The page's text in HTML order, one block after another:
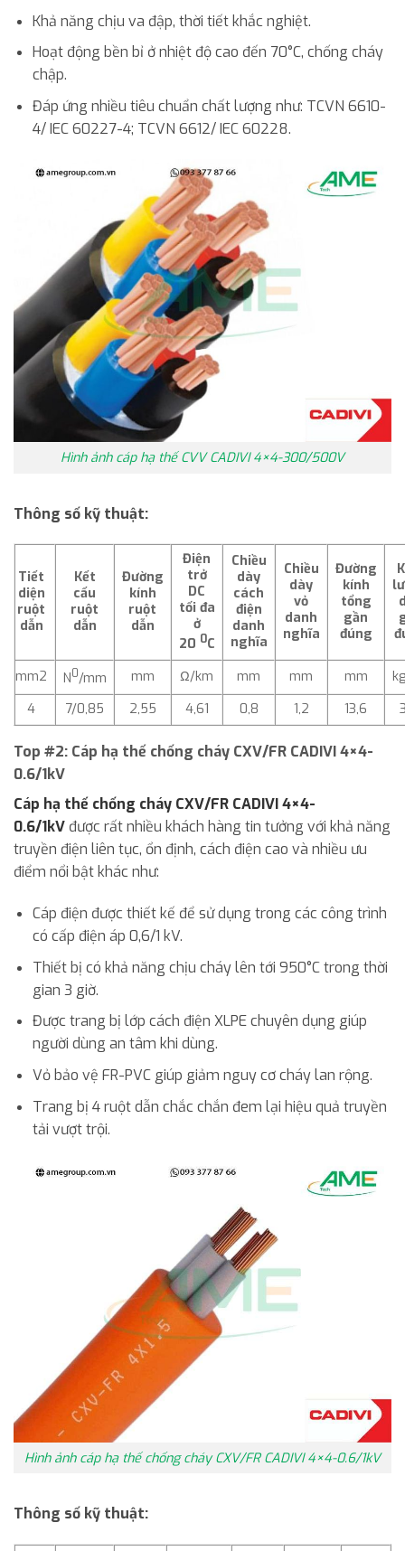
Khả năng chịu va đập, thời tiết khắc nghiệt.
Hoạt động bền bỉ ở nhiệt độ cao đến 70°C, chống cháy
chập.
Đáp ứng nhiều tiêu chuẩn chất lượng như: TCVN 6610-
4/ IEC 60227-4; TCVN 6612/ IEC 60228.
Hình ảnh cáp hạ thế CVV CADIVI 4×4-300/500V
Thông số kỹ thuật:
Tiết
diện
ruột
dẫn
Kết
cấu
ruột
dẫn
Đường
kính
ruột
dẫn
Điện
trở
DC
tối đa
ở
20 0C
Chiều
dày
cách
điện
danh
nghĩa
Chiều
dày
vỏ
danh
nghĩa
Đường
kính
tổng
gần
đúng
mm2 N0/mm mm Ω/km mm mm mm
4
7/0,85 2,55 4,61 0,8 1,2 13,6
Top #2: Cáp hạ thế chống cháy CXV/FR CADIVI 4×4-
0.6/1kV
Cáp hạ thế chống cháy CXV/FR CADIVI 4×4-
0.6/1kV được rất nhiều khách hàng tin tưởng với khả năng
truyền điện liên tục, ổn định, cách điện cao và nhiều ưu
điểm nổi bật khác như:
Cáp điện được thiết kế để sử dụng trong các công trình
có cấp điện áp 0,6/1 kV.
Thiết bị có khả năng chịu cháy lên tới 950°C trong thời
gian 3 giờ.
Được trang bị lớp cách điện XLPE chuyên dụng giúp
người dùng an tâm khi dùng.
Vỏ bảo vệ FR-PVC giúp giảm nguy cơ cháy lan rộng.
Trang bị 4 ruột dẫn chắc chắn đem lại hiệu quả truyền
tải vượt trội.
Hình ảnh cáp hạ thế chống cháy CXV/FR CADIVI 4×4-0.6/1kV
Thông số kỹ thuật: